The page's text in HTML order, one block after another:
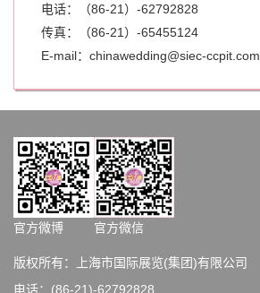
电话：（86-21）-62792828
传真：（86-21）-65455124
E-mail：chinawedding@siec-ccpit.com
官方微博 官方微信
版权所有：上海市国际展览(集团)有限公司
电话：(86-21)-62792828